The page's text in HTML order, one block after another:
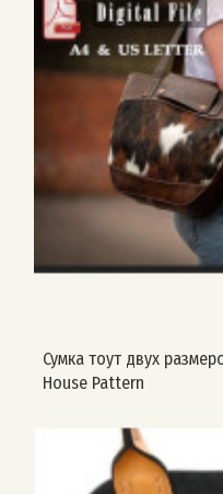
Сумка тоут двух
House Pattern